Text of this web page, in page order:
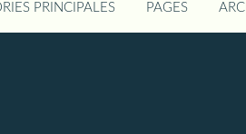
PRINCIPALES PAGES